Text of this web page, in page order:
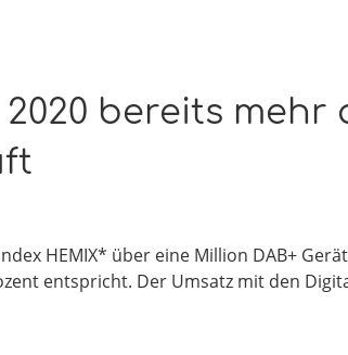
bereits mehr
HEMIX* über eine Million DAB+
entspricht. Der Umsatz mit den